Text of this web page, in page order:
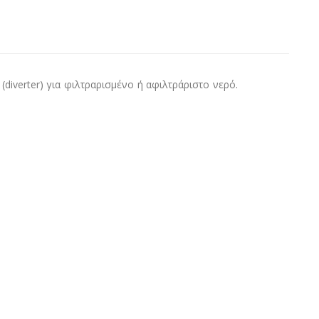
για φιλτραρισμένο ή αφιλτράριστο νερό.